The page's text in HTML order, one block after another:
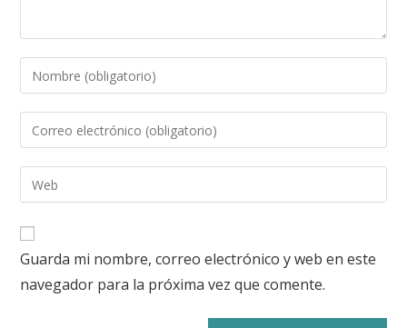
Guarda mi nombre, correo electrónico y web en este
navegador para la próxima vez que comente.